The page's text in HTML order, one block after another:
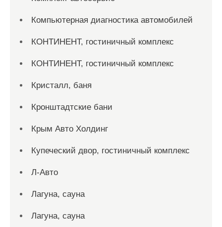
Компьютерная диагностика автомобилей
КОНТИНЕНТ, гостиничный комплекс
КОНТИНЕНТ, гостиничный комплекс
Кристалл, баня
Кронштадтские бани
Крым Авто Холдинг
Купеческий двор, гостиничный комплекс
Л-Авто
Лагуна, сауна
Лагуна, сауна